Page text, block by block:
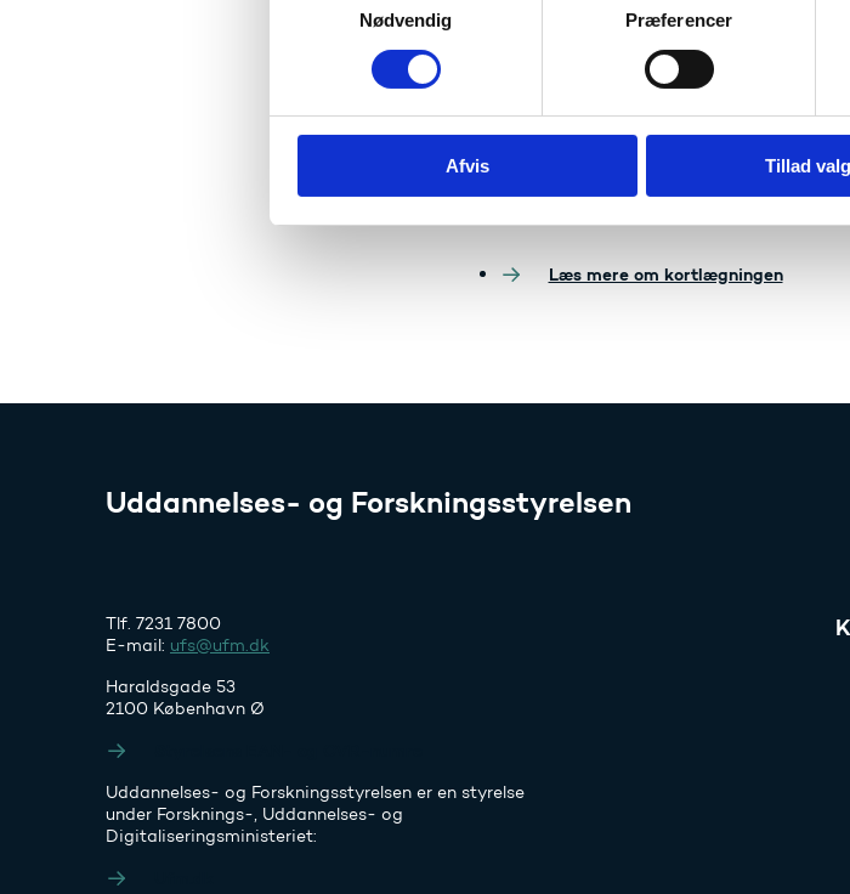
v
Nødvendig Præferencer
Afvis Tillad
Kortlægningen omhandler kun aktuel
Indsats mod Ekstremisme ved
gennemfører i 2023 en kortlægning af
Kortlægningen er baseret på tre
spørgeskemaundersøgelse sendt til
udvalgte forskere har fortalt om deres
Læs mere om kortlægningen
Uddannelses- og Forskningsstyrelsen
Tlf. 7231 7800
E-mail: ufs@ufm.dk
Haraldsgade 53
2100 København Ø
Uddannelses- og Forskningsstyrelsen er en styrelse
under Forsknings-, Uddannelses- og
Digitaliseringsministeriet: